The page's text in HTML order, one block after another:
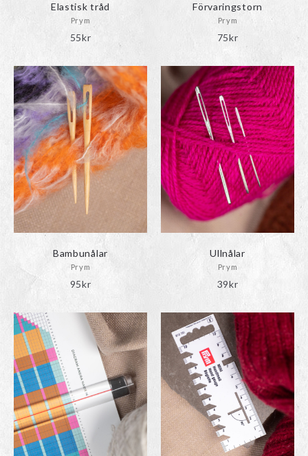
Elastisk tråd
Prym
55kr
Förvaringstorn
Prym
75kr
Bambunålar
Prym
95kr
Ullnålar
Prym
39kr